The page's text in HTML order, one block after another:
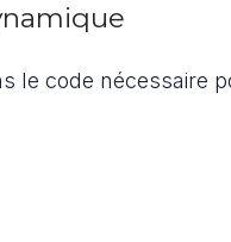
le code nécessaire